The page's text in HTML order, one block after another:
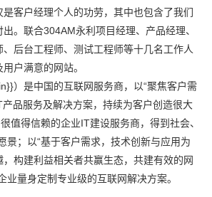
客户经理个人的功劳，其中也包含了我们
。联合304AM永利项目经理、产品经理、
后台工程师、测试工程师等十几名工作人
户满意的网站。
）是中国的互联网服务商，以“聚焦客户需
品服务及解决方案，持续为客户创造很大
值得信赖的企业IT建设服务商，得到社会、
景；以“基于客户需求，技术创新与应用为
构建利益相关者共赢生态，共建有效的网
业量身定制专业级的互联网解决方案。